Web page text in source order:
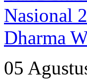
Dharma
05